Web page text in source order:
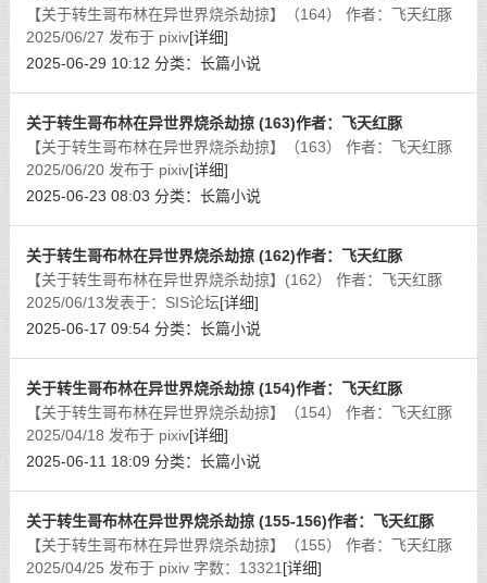
【关于转生哥布林在异世界烧杀劫掠】（164） 作者：飞天红豚
2025/06/27 发布于 pixiv[详细]
2025-06-29 10:12 分类： 长篇小说
关于转生哥布林在异世界烧杀劫掠 (163)作者：飞天红豚
【关于转生哥布林在异世界烧杀劫掠】（163） 作者：飞天红豚
2025/06/20 发布于 pixiv[详细]
2025-06-23 08:03 分类： 长篇小说
关于转生哥布林在异世界烧杀劫掠 (162)作者：飞天红豚
【关于转生哥布林在异世界烧杀劫掠】(162） 作者：飞天红豚
2025/06/13发表于：SIS论坛[详细]
2025-06-17 09:54 分类： 长篇小说
关于转生哥布林在异世界烧杀劫掠 (154)作者：飞天红豚
【关于转生哥布林在异世界烧杀劫掠】（154） 作者：飞天红豚
2025/04/18 发布于 pixiv[详细]
2025-06-11 18:09 分类： 长篇小说
关于转生哥布林在异世界烧杀劫掠 (155-156)作者：飞天红豚
【关于转生哥布林在异世界烧杀劫掠】（155） 作者：飞天红豚
2025/04/25 发布于 pixiv 字数：13321 [详细]